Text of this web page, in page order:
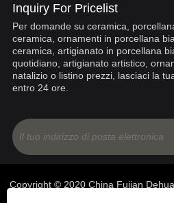
Inquiry For Pricelist
Per domande su ceramica,
ceramica, ornamenti in porcellana
ceramica, artigianato in porcellana
quotidiano, artigianato artistico,
natalizio o listino prezzi, lasciaci la
entro 24 ore.
Copyright © 2020 China Fujian